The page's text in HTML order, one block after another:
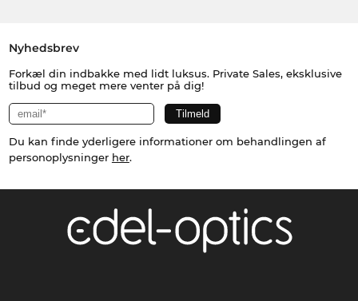
Nyhedsbrev
Forkæl din indbakke med lidt luksus. Private Sales, eksklusive
tilbud og meget mere venter på dig!
Du kan finde yderligere informationer om behandlingen af
personoplysninger her.